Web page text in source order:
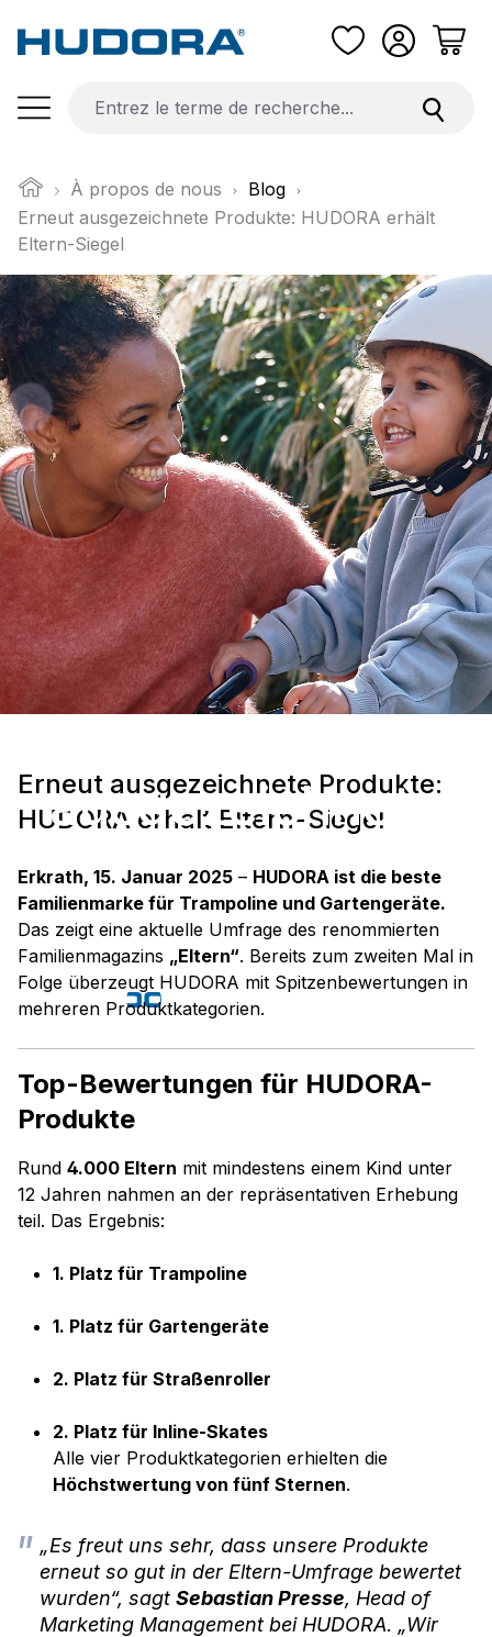
Passer au contenu principal
À propos de nous
Blog
Erneut ausgezeichnete Produkte: HUDORA erhält
Eltern-Siegel
ausgezeichnete
Produkte: HUDORA
erhält Eltern-Siegel
Presse 06. Aug 2026
Erneut ausgezeichnete Produkte:
HUDORA erhält Eltern-Siegel
Erkrath, 15. Januar 2025 – HUDORA ist die beste
Familienmarke für Trampoline und Gartengeräte.
Das zeigt eine aktuelle Umfrage des renommierten
Familienmagazins „Eltern“. Bereits zum zweiten Mal in
Folge überzeugt HUDORA mit Spitzenbewertungen in
mehreren Produktkategorien.
Top-Bewertungen für HUDORA-
Produkte
Rund 4.000 Eltern mit mindestens einem Kind unter
12 Jahren nahmen an der repräsentativen Erhebung
teil. Das Ergebnis:
1. Platz für Trampoline
1. Platz für Gartengeräte
2. Platz für Straßenroller
2. Platz für Inline-Skates
Alle vier Produktkategorien erhielten die
Höchstwertung von fünf Sternen.
„Es freut uns sehr, dass unsere Produkte
erneut so gut in der Eltern-Umfrage bewertet
wurden“, sagt Sebastian Presse, Head of
Marketing Management bei HUDORA. „Wir